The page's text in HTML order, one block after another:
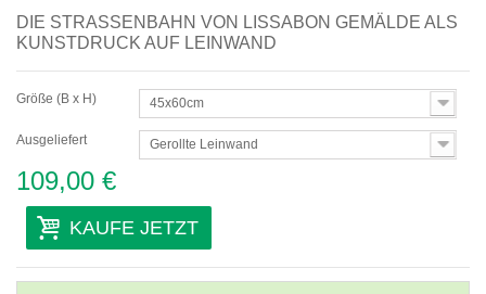
DIE STRASSENBAHN VON LISSABON GEMÄLDE ALS K
UNSTDRUCK AUF LEINWAND
Größe (B x H) 45x60cm
Ausgeliefert Gerollte Leinwand
109,00 €
KAUFE JETZT